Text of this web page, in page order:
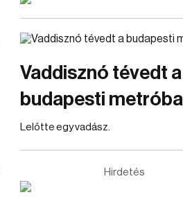
Vaddisznó tévedt a
budapesti metróba
Lelőtte egy vadász.
Hirdetés